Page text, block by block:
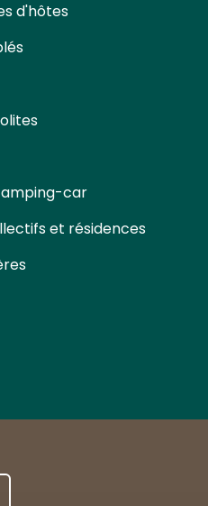
d'hôtes
car
et résidences